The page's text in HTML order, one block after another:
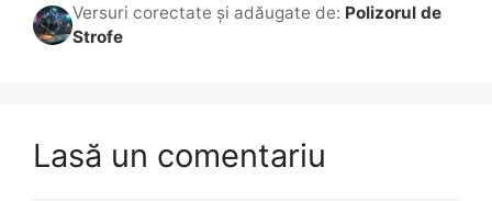
Versuri corectate și adăugate de: Polizorul de
Strofe
Lasă un comentariu